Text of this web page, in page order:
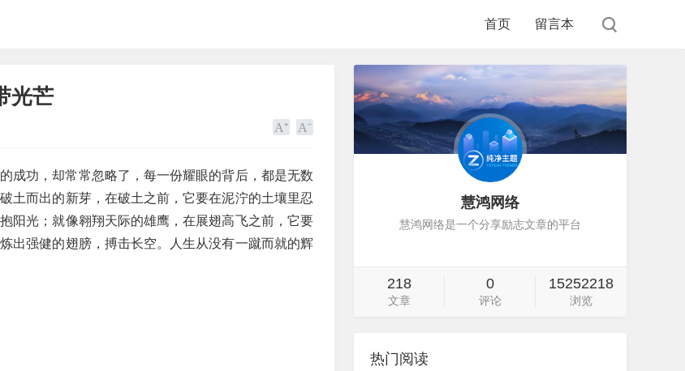
首页 留言本
光芒
成功，却常常忽略了，每一份耀眼的背后，都是无数
土而出的新芽，在破土之前，它要在泥泞的土壤里忍
阳光；就像翱翔天际的雄鹰，在展翅高飞之前，它要
出强健的翅膀，搏击长空。人生从没有一蹴而就的辉
慧鸿网络
慧鸿网络是一个分享励志文章的平台
218
文章
0
评论
15252218
浏览
热门阅读